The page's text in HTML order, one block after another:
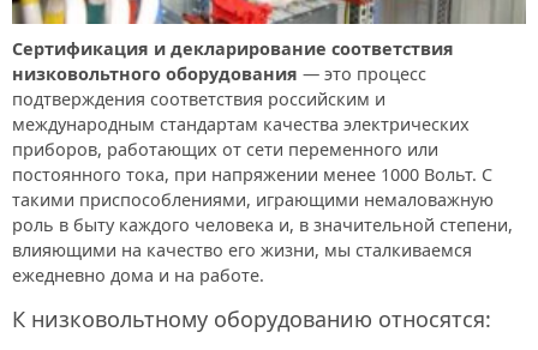
Сертификация и декларирование соответствия
низковольтного оборудования — это процесс
подтверждения соответствия российским и
международным стандартам качества электрических
приборов, работающих от сети переменного или
постоянного тока, при напряжении менее 1000 Вольт. С
такими приспособлениями, играющими немаловажную
роль в быту каждого человека и, в значительной степени,
влияющими на качество его жизни, мы сталкиваемся
ежедневно дома и на работе.
К низковольтному оборудованию относятся: